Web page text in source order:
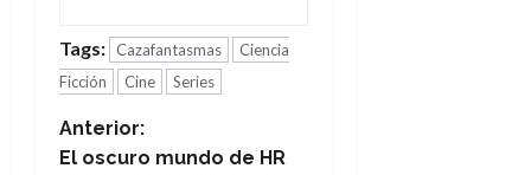
Tags: Cazafantasmas
Ciencia
Ficción
Cine Series
N
Anterior:
El oscuro mundo de HR